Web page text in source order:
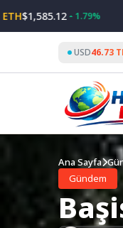
to
1.79%
USD46.73
Ana Sayfa
Gündem